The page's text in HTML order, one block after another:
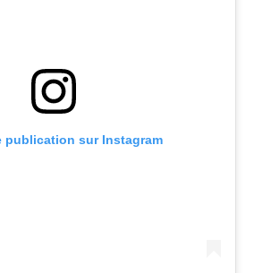
publication sur Instagram